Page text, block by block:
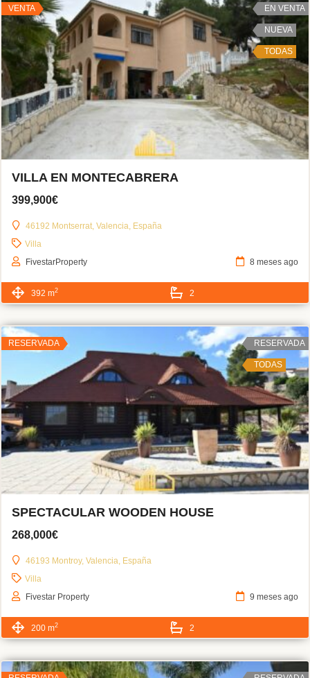
VENTA EN VENTA
NUEVA
TODAS
VILLA EN MONTECABRERA
399,900€
46192 Montserrat, Valencia, España
Villa
FivestarProperty
8 meses ago
392 m2 2
RESERVADA RESERVADA
TODAS
SPECTACULAR WOODEN HOUSE
268,000€
46193 Montroy, Valencia, España
Villa
Fivestar Property
9 meses ago
200 m2 2